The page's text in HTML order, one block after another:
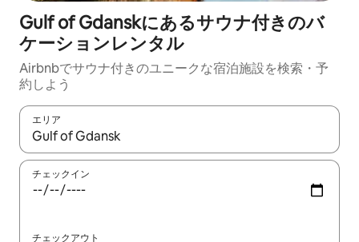
Gulf of Gdanskにあるサウナ付きのバ
ケーションレンタル
Airbnbでサウナ付きのユニークな宿泊施設を検索・予
約しよう
エリア
検索結果が表示されたら、上下の矢印キーを使って移動するか
チェックイン
チェックアウト